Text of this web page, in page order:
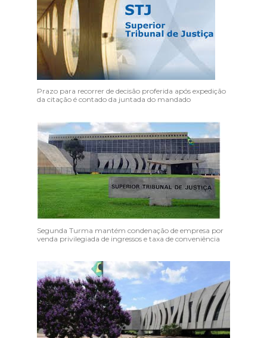
Prazo para recorrer de decisão proferida após expedição
da citação é contado da juntada do mandado
Segunda Turma mantém condenação de empresa por
venda privilegiada de ingressos e taxa de conveniência